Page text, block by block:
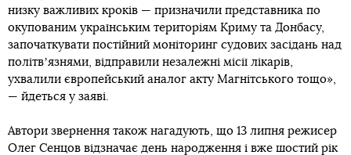
низку важливих кроків — призначили представника по
окупованим українським територіям Криму та Донбасу,
започаткувати постійний моніторинг судових засідань над
політвʼязнями, відправили незалежні місії лікарів,
ухвалили європейський аналог акту Магнітського тощо»,
— йдеться у заяві.
Автори звернення також нагадують, що 13 липня режисер
Олег Сенцов відзначає день народження і вже шостий рік